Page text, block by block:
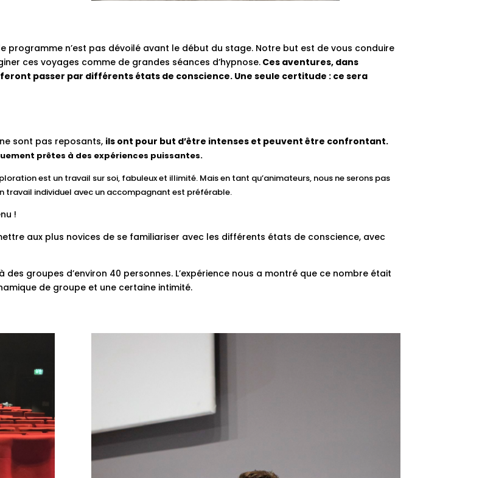
programme n’est pas dévoilé avant le début du stage. Notre but est de vous conduire
ces voyages comme de grandes séances d’hypnose.Ces aventures, dans
passer par différents états de conscience. Une seule certitude : ce sera
sont pas reposants, ils ont pour but d’être intenses et peuvent être confrontant.
prêtes à des expériences puissantes.
est un travail sur soi, fabuleux et illimité. Mais en tant qu’animateurs, nous ne serons pas
travail individuel avec un accompagnant est préférable.
!
aux plus novices de se familiariser avec les différents états de conscience, avec
des groupes d’environ 40 personnes. L’expérience nous a montré que ce nombre était
de groupe et une certaine intimité.